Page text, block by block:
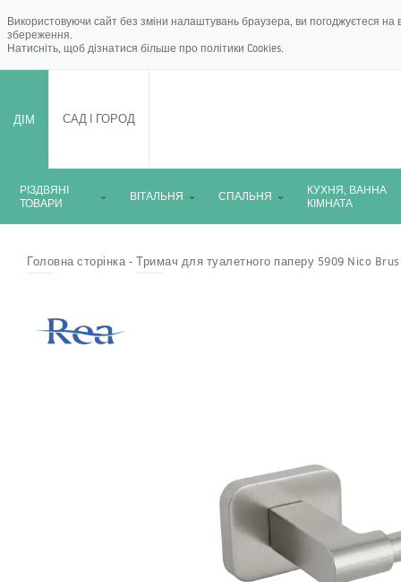
Використовуючи сайт без зміни налаштувань браузера, ви погоджуєтеся
збереження.
Натисніть, щоб дізнатися більше про політики Cookies.
ДІМ САД І ГОРОД
РІЗДВЯНІ
ТОВАРИ
ВІТАЛЬНЯ СПАЛЬНЯ
КУХНЯ, ВАННА
КІМНАТА
Головна сторінка Тримач для туалетного паперу 5909 Nico